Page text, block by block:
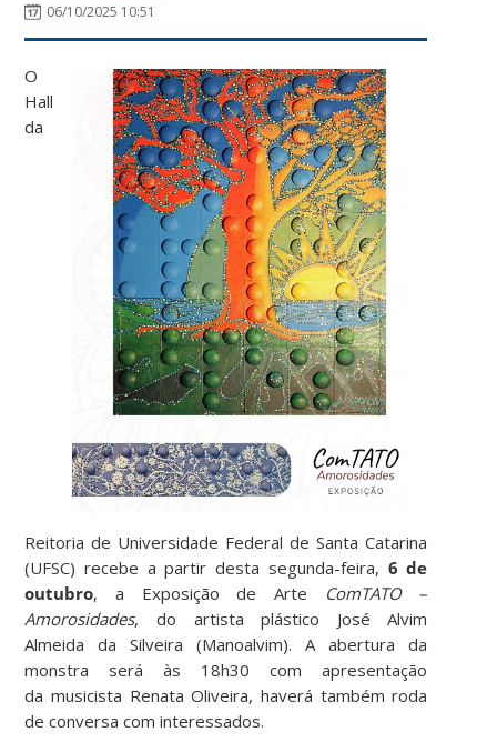
06/10/2025 10:51
O
Hall
da
Reitoria de Universidade Federal de Santa Catarina
(UFSC) recebe a partir desta segunda-feira, 6 de
outubro, a Exposição de Arte
ComTATO –
Amorosidades, do artista plástico José Alvim
Almeida da Silveira (Manoalvim). A abertura da
monstra será às 18h30 com apresentação
da musicista Renata Oliveira, haverá também roda
de conversa com interessados.